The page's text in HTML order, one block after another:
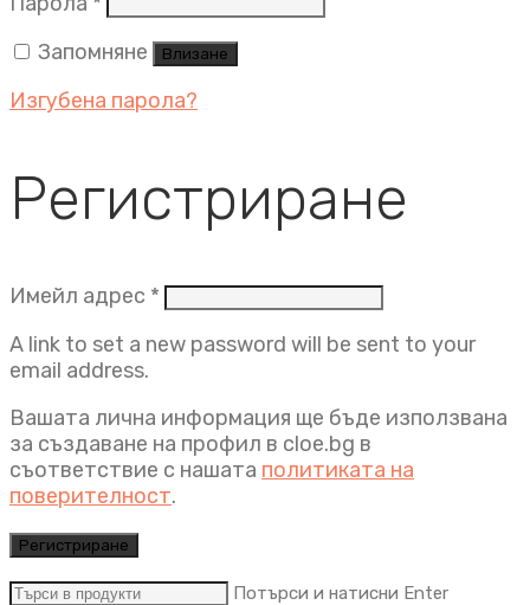
Запомняне
Влизане
Изгубена парола?
Регистриране
Имейл адрес * Задължително
A link to set a new password will be sent to your
email address.
Вашата лична информация ще бъде използвана
за създаване на профил в cloe.bg в
съответствие с нашата политиката на
поверителност.
Регистриране
Потърси и натисни Enter